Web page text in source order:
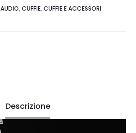
AUDIO, CUFFIE, CUFFIE E ACCESSORI
Descrizione